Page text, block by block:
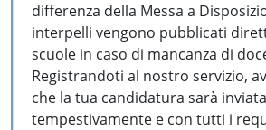
differenza della Messa a
interpelli vengono pubblicati
scuole in caso di mancanza di
Registrandoti al nostro servizio,
che la tua candidatura sarà inviata
tempestivamente e con tutti i